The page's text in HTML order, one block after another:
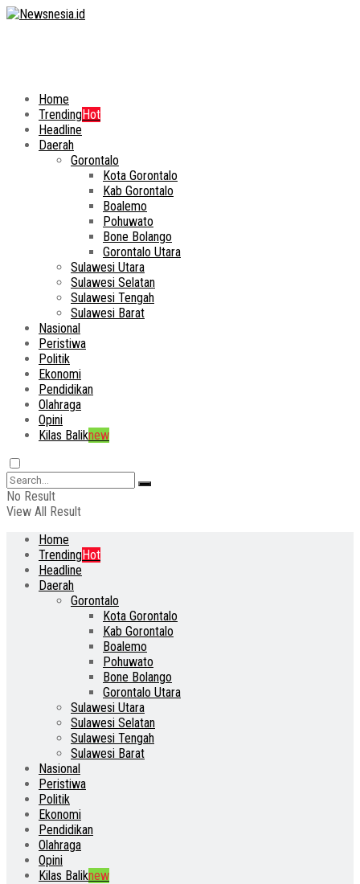
Home
TrendingHot
Headline
Daerah
Gorontalo
Kota Gorontalo
Kab Gorontalo
Boalemo
Pohuwato
Bone Bolango
Gorontalo Utara
Sulawesi Utara
Sulawesi Selatan
Sulawesi Tengah
Sulawesi Barat
Nasional
Peristiwa
Politik
Ekonomi
Pendidikan
Olahraga
Opini
Kilas Baliknew
No Result
View All Result
Home
TrendingHot
Headline
Daerah
Gorontalo
Kota Gorontalo
Kab Gorontalo
Boalemo
Pohuwato
Bone Bolango
Gorontalo Utara
Sulawesi Utara
Sulawesi Selatan
Sulawesi Tengah
Sulawesi Barat
Nasional
Peristiwa
Politik
Ekonomi
Pendidikan
Olahraga
Opini
Kilas Baliknew